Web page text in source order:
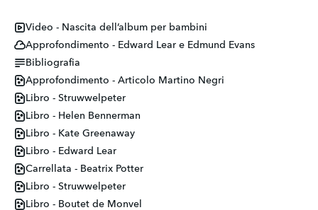
Video - Nascita dell’album per bambini
Approfondimento - Edward Lear e Edmund Evans
Bibliografia
Approfondimento - Articolo Martino Negri
Libro - Struwwelpeter
Libro - Helen Bennerman
Libro - Kate Greenaway
Libro - Edward Lear
Carrellata - Beatrix Potter
Libro - Struwwelpeter
Libro - Boutet de Monvel